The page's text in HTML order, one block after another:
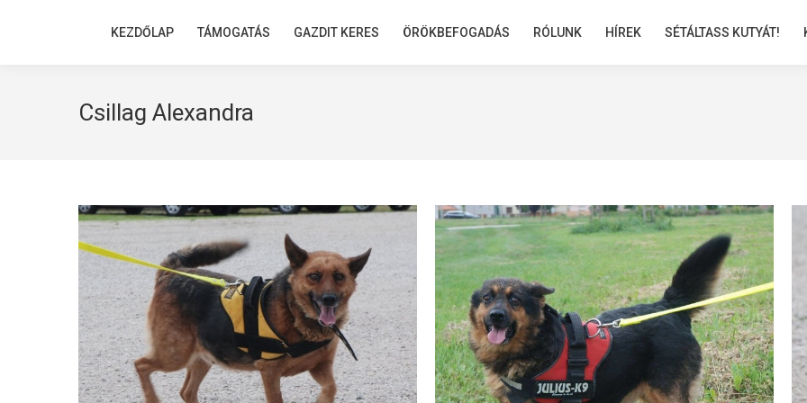
KEZDŐLAP TÁMOGATÁS GAZDIT KERES ÖRÖKBEFOGADÁS RÓLUNK HÍREK SÉTÁLTASS KUTYÁT!
Csillag Alexandra
KEZDŐLAP TÁMOGATÁS GAZDIT KERES ÖRÖKBEFOGADÁS RÓLUNK HÍREK SÉTÁLTASS KUTYÁT!